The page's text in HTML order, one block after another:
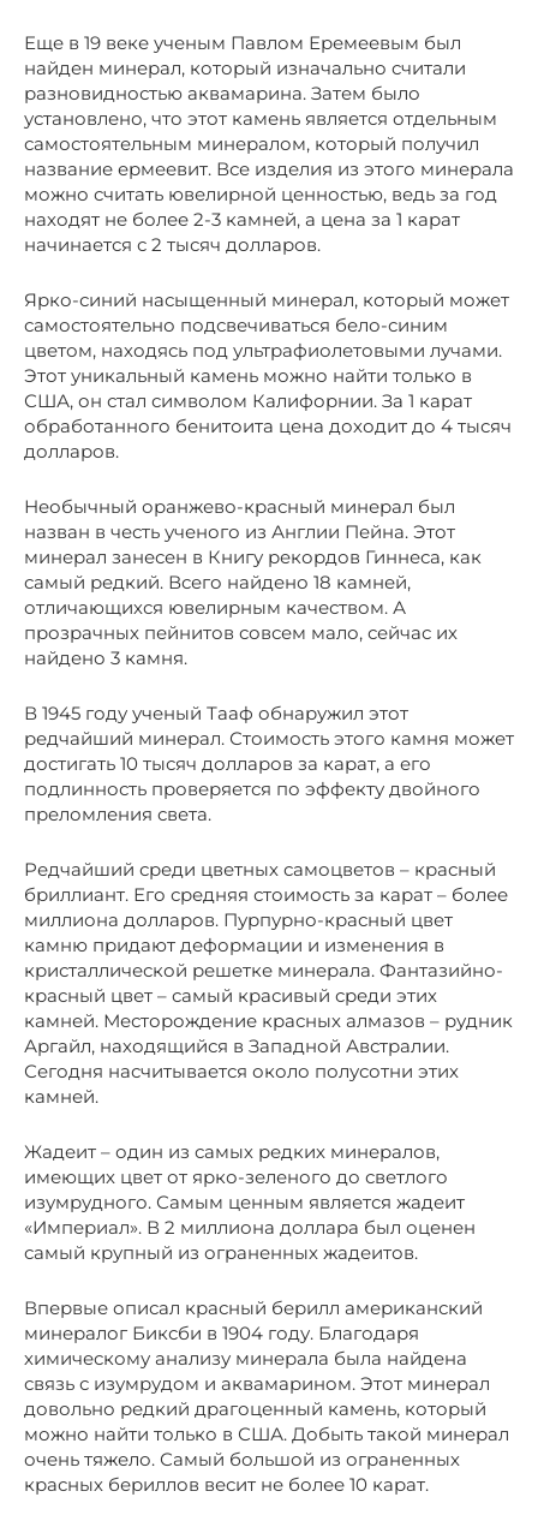
Еще в 19 веке ученым Павлом Еремеевым был
найден минерал, который изначально считали
разновидностью аквамарина. Затем было
установлено, что этот камень является отдельным
самостоятельным минералом, который получил
название ермеевит. Все изделия из этого минерала
можно считать ювелирной ценностью, ведь за год
находят не более 2-3 камней, а цена за 1 карат
начинается с 2 тысяч долларов.
Ярко-синий насыщенный минерал, который может
самостоятельно подсвечиваться бело-синим
цветом, находясь под ультрафиолетовыми лучами.
Этот уникальный камень можно найти только в
США, он стал символом Калифорнии. За 1 карат
обработанного бенитоита цена доходит до 4 тысяч
долларов.
Необычный оранжево-красный минерал был
назван в честь ученого из Англии Пейна. Этот
минерал занесен в Книгу рекордов Гиннеса, как
самый редкий. Всего найдено 18 камней,
отличающихся ювелирным качеством. А
прозрачных пейнитов совсем мало, сейчас их
найдено 3 камня.
В 1945 году ученый Тааф обнаружил этот
редчайший минерал. Стоимость этого камня может
достигать 10 тысяч долларов за карат, а его
подлинность проверяется по эффекту двойного
преломления света.
Редчайший среди цветных самоцветов – красный
бриллиант. Его средняя стоимость за карат – более
миллиона долларов. Пурпурно-красный цвет
камню придают деформации и изменения в
кристаллической решетке минерала. Фантазийно-
красный цвет – самый красивый среди этих
камней. Месторождение красных алмазов – рудник
Аргайл, находящийся в Западной Австралии.
Сегодня насчитывается около полусотни этих
камней.
Жадеит – один из самых редких минералов,
имеющих цвет от ярко-зеленого до светлого
изумрудного. Самым ценным является жадеит
«Империал». В 2 миллиона доллара был оценен
самый крупный из ограненных жадеитов.
Впервые описал красный берилл американский
минералог Биксби в 1904 году. Благодаря
химическому анализу минерала была найдена
связь с изумрудом и аквамарином. Этот минерал
довольно редкий драгоценный камень, который
можно найти только в США. Добыть такой минерал
очень тяжело. Самый большой из ограненных
красных бериллов весит не более 10 карат.